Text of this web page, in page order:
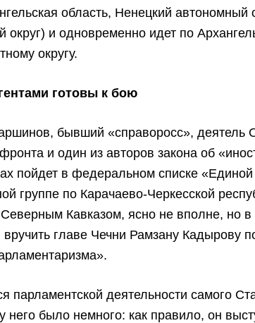
область, Ненецкий автономный
округ) и одновременно идет по
округу.
готовы к бою
бывший «справоросс», деятель
и один из авторов закона об
пойдет в федеральном списке
группе по Карачаево-Черкесской
Кавказом, ясно не вполне, но в
главе Чечни Рамзану Кадырову
парламентской деятельности самого
него было немного: как правило, он